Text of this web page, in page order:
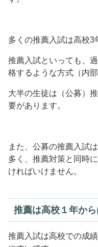
多くの推薦入試は高校3
推薦入試といっても、
格するような方式（内
大半の生徒は（公募）
要があります。
また、公募の推薦入試
多く、推薦対策と同時
ければいけません。
推薦は高校１年か
推薦入試は高校での成